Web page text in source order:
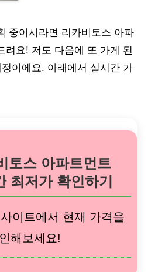
중이시라면 리카비토스 아파
려요! 저도 다음에 또 가게 된
이에요. 아래에서 실시간 가
토스 아파트먼트
최저가 확인하기
이트에서 현재 가격을
해보세요!